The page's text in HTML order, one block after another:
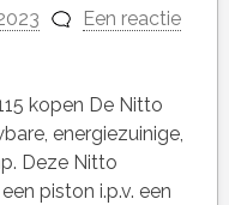
Een reactie
kopen De Nitto
energiezuinige,
Deze Nitto
piston i.p.v. een